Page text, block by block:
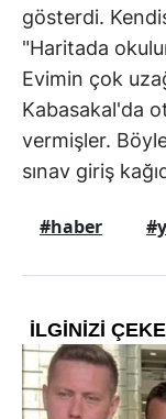
gösterdi.
"Haritada
Evimin çok
Kabasakal'da
vermişler.
sınav giriş
#haber